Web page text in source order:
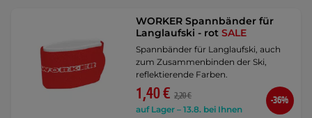
WORKER Spannbänder für
Langlaufski - rotSALE
Spannbänder für Langlaufski, auch
zum Zusammenbinden der Ski,
reflektierende Farben.
1,40 € 2,20 €
auf Lager – 13.8. bei Ihnen
-36%